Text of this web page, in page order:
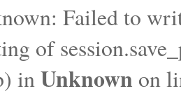
Failed to
of
inUnknown on